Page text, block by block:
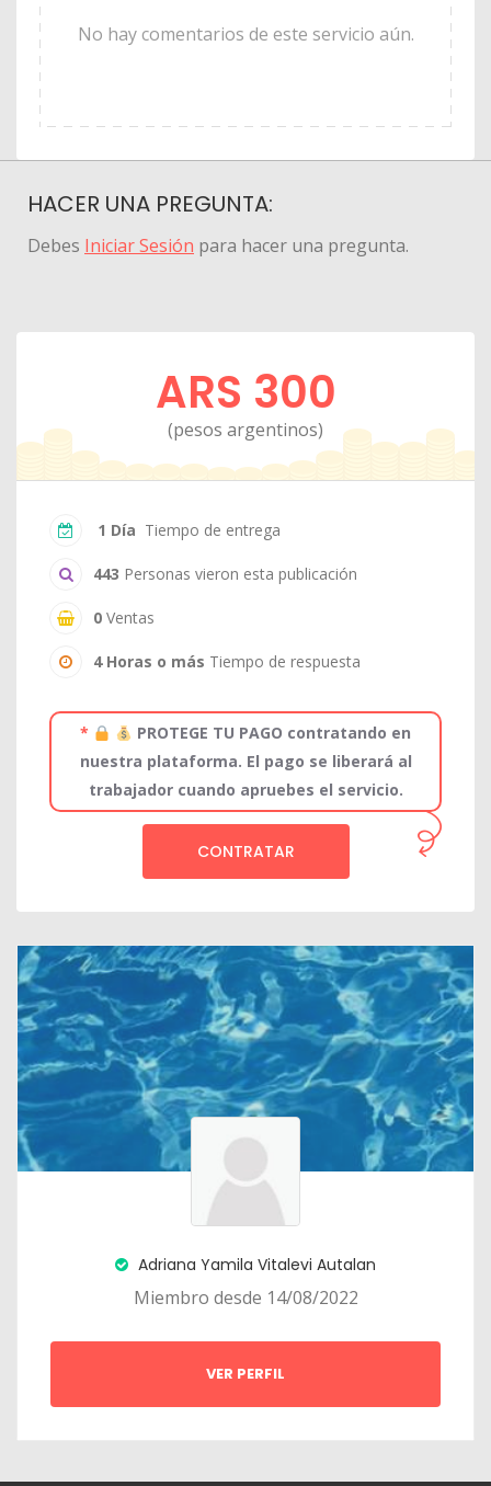
No hay comentarios de este servicio aún.
HACER UNA PREGUNTA:
Debes Iniciar Sesión para hacer una pregunta.
ARS 300
(pesos argentinos)
1 Día Tiempo de entrega
443 Personas vieron esta publicación
0 Ventas
4 Horas o más Tiempo de respuesta
*
PROTEGE TU PAGO contratando en
nuestra plataforma. El pago se liberará al
trabajador cuando apruebes el servicio.
CONTRATAR
Adriana Yamila Vitalevi Autalan
Miembro desde 14/08/2022
VER PERFIL